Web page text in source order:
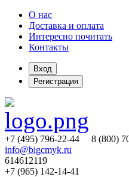
О нас
Доставка и оплата
Интересно почитать
Контакты
Вход
Регистрация
+7 (495) 796-22-44 8 (800)
info@bigcmyk.ru
614612119
+7 (965) 142-14-41